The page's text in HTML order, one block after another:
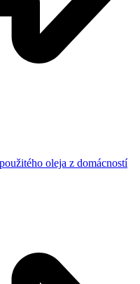
oleja z domácností